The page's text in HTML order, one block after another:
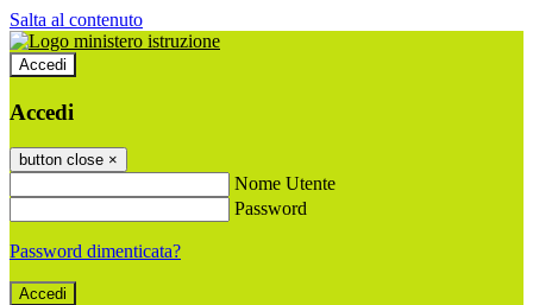
Salta al contenuto
Accedi
Accedi
button close ×
Nome Utente
Password
Password dimenticata?